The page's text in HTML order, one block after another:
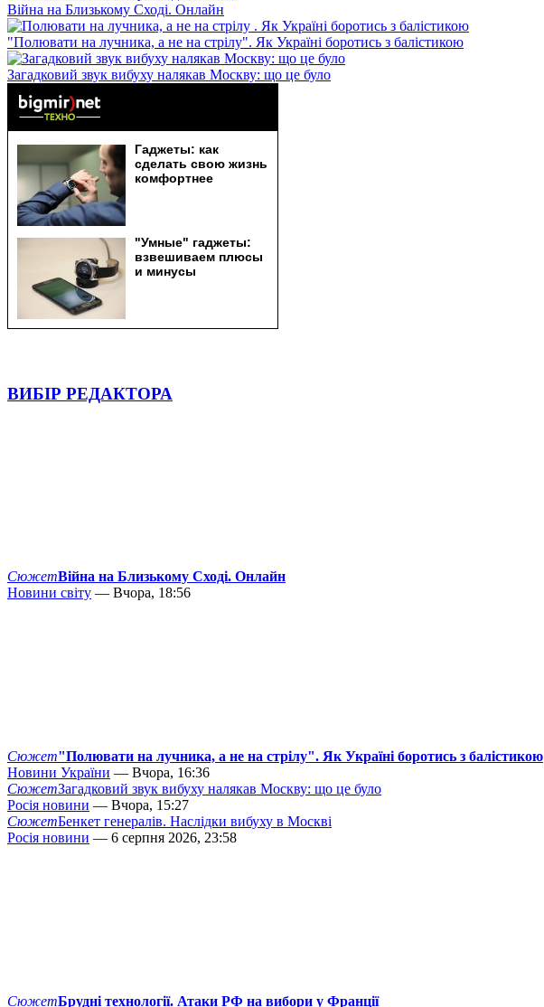
Війна на Близькому Сході. Онлайн
"Полювати на лучника, а не на стрілу". Як Україні боротись з балістикою
Загадковий звук вибуху налякав Москву: що це було
ВИБІР РЕДАКТОРА
СюжетВійна на Близькому Сході. Онлайн
Новини світу — Вчора, 18:56
Сюжет"Полювати на лучника, а не на стрілу". Як Україні боротись з балістикою
Новини України — Вчора, 16:36
СюжетЗагадковий звук вибуху налякав Москву: що це було
Росія новини — Вчора, 15:27
СюжетБенкет генералів. Наслідки вибуху в Москві
Росія новини — 6 серпня 2026, 23:58
СюжетБрудні технології. Атаки РФ на вибори у Франції